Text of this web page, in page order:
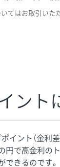
てはお取引いた
ント
ント（金利
円で高金利の
きるのです